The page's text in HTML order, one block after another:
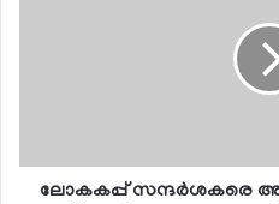
ലോകകപ്പ് സന്ദര്‍ശകരെ